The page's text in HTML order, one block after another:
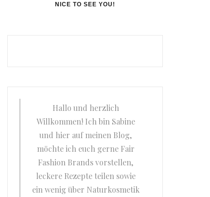
NICE TO SEE YOU!
Hallo und herzlich
Willkommen! Ich bin Sabine
und hier auf meinen Blog,
möchte ich euch gerne Fair
Fashion Brands vorstellen,
leckere Rezepte teilen sowie
ein wenig über Naturkosmetik